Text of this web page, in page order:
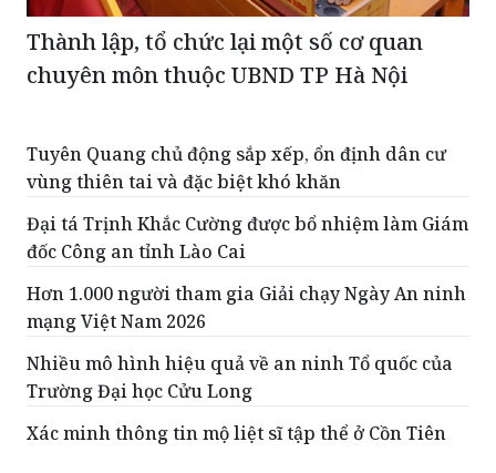
chuyên môn thuộc UBND TP Hà Nội
Tuyên Quang chủ động sắp xếp, ổn định dân cư
Đại tá Trịnh Khắc Cường được bổ nhiệm làm Giám
đốc Công an tỉnh Lào Cai
Hơn 1.000 người tham gia Giải chạy Ngày An ninh
mạng Việt Nam 2026
Nhiều mô hình hiệu quả về an ninh Tổ quốc của
Trường Đại học Cửu Long
Xác minh thông tin mộ liệt sĩ tập thể ở Cồn Tiên
ĐỌC THÊM